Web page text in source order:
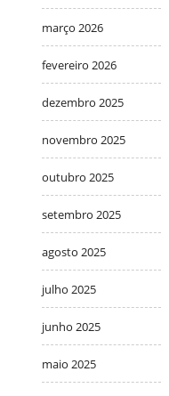
março 2026
fevereiro 2026
dezembro 2025
novembro 2025
outubro 2025
setembro 2025
agosto 2025
julho 2025
junho 2025
maio 2025